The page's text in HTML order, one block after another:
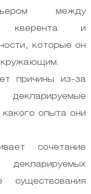
между
кверента и
которые он
причины из-за
опыта они
сочетание